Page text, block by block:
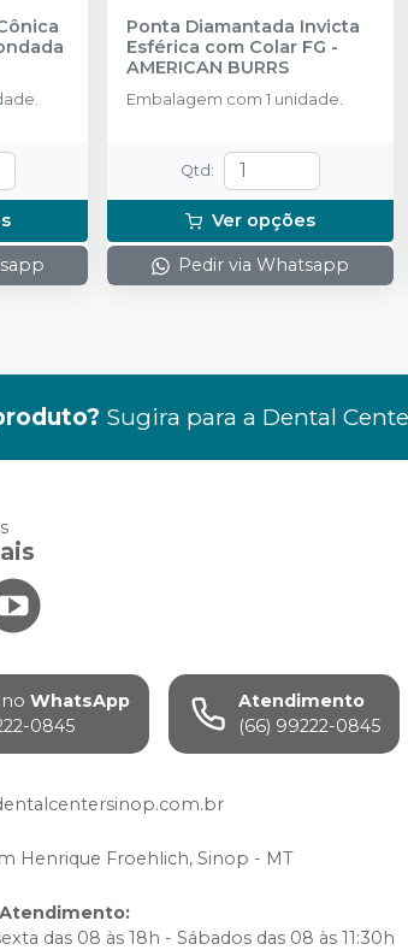
Ponta Diamantada Invicta
Esférica com Colar FG -
AMERICAN BURRS
Embalagem com 1 unidade.
Qtd :
Ver opções
Pedir via Whatsapp
Sugira para a Dental
WhatsApp
0845
Atendimento
(66) 99222-0845
Henrique Froehlich, Sinop - MT
:
das 08 às 18h - Sábados das 08 às 11:30h